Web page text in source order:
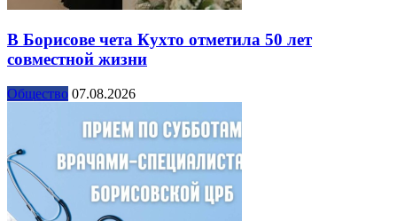
В Борисове чета Кухто отметила 50 лет
совместной жизни
Общество 07.08.2026